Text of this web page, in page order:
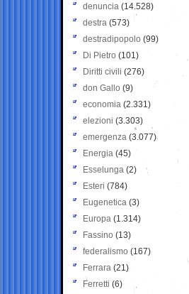
denuncia (14.528)
destra (573)
destradipopolo (99)
Di Pietro (101)
Diritti civili (276)
don Gallo (9)
economia (2.331)
elezioni (3.303)
emergenza (3.077)
Energia (45)
Esselunga (2)
Esteri (784)
Eugenetica (3)
Europa (1.314)
Fassino (13)
federalismo (167)
Ferrara (21)
Ferretti (6)